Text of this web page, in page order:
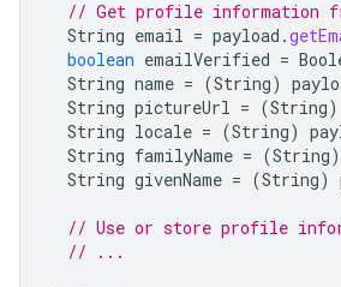
// Get profile information
String email = payload .
boolean emailVerified =
String name = (String)
String pictureUrl = (String)
String locale = (String)
String familyName = (String)
String givenName = (String)
// Use or store profile
// ...